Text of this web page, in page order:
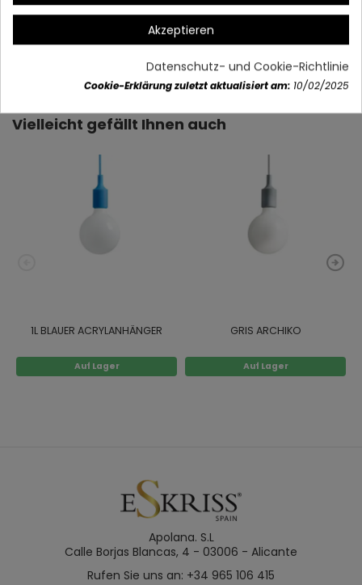
Vielleicht gefällt Ihnen auch
1L BLAUER ACRYLANHÄNGER
Auf Lager
GRIS ARCHIKO
Auf Lager
Apolana. S.L
Calle Borjas Blancas, 4 - 03006 - Alicante
Rufen Sie uns an: +34 965 106 415
Akzeptieren
Datenschutz- und Cookie-Richtlinie
Cookie-Erklärung zuletzt aktualisiert am: 10/02/2025